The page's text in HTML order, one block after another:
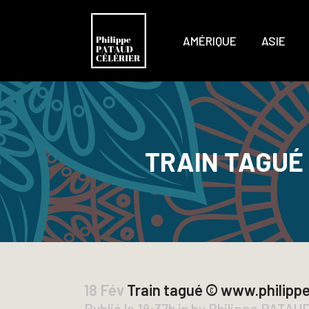
AMÉRIQUE ASIE
TRAIN
18 Fév Train tagué ©